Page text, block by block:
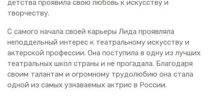
детства проявила свою любовь к искусству и
творчеству.
С самого начала своей карьеры Лида проявляла
неподдельный интерес к театральному искусству и
актерской профессии. Она поступила в одну из лучших
театральных школ страны и не прогадала. Благодаря
своим талантам и огромному трудолюбию она стала
одной из самых узнаваемых актрис в России.